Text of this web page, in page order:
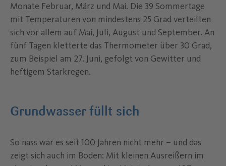
Monate Februar, März und Mai. Die 39 Sommertage
mit Temperaturen von mindestens 25 Grad verteilten
sich vor allem auf Mai, Juli, August und September. An
fünf Tagen kletterte das Thermometer über 30 Grad,
zum Beispiel am 27. Juni, gefolgt von Gewitter und
heftigem Starkregen.
Grundwasser füllt sich
So nass war es seit 100 Jahren nicht mehr – und das
zeigt sich auch im Boden: Mit kleinen Ausreißern im